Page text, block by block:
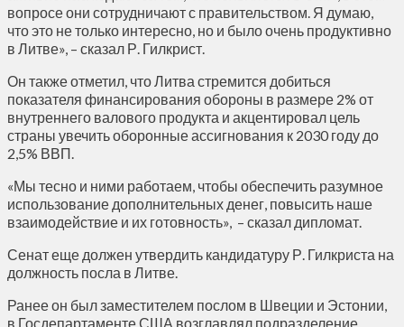
вопросе они сотрудничают с правительством. Я думаю,
что это не только интересно, но и было очень продуктивно
в Литве», – сказал Р. Гилкрист.
Он также отметил, что Литва стремится добиться
показателя финансирования обороны в размере 2% от
внутреннего валового продукта и акцентировал цель
страны увечить оборонные ассигнования к 2030 году до
2,5% ВВП.
«Мы тесно и ними работаем, чтобы обеспечить разумное
использование дополнительных денег, повысить наше
взаимодействие и их готовность», – сказал дипломат.
Сенат еще должен утвердить кандидатуру Р. Гилкриста на
должность посла в Литве.
Ранее он был заместителем послом в Швеции и Эстонии,
в Госдепартаменте США возглавлял подразделение